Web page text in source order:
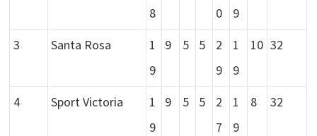
8
0
9
3 Santa Rosa
1
9
9 5 5
2
9
1
9
10 32
4 Sport Victoria
1
9
9 5 5
2
7
1
9
8 32